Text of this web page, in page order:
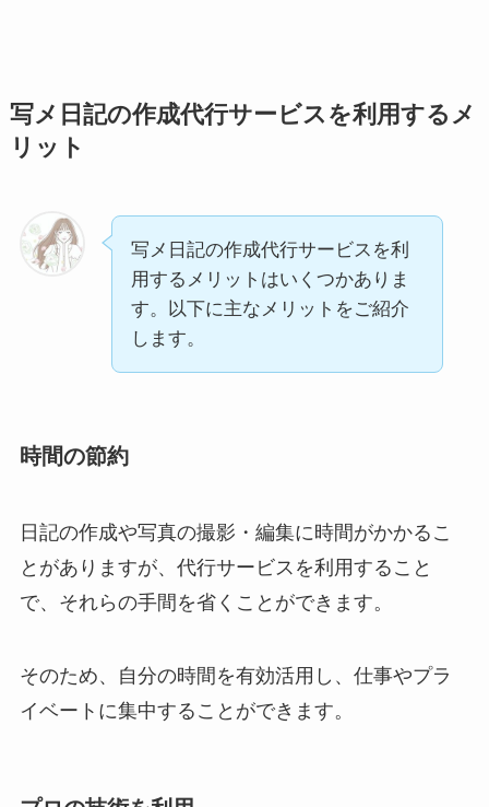
写メ日記の作成代行サービスを利用するメ
リット
写メ日記の作成代行サービスを利
用するメリットはいくつかありま
す。以下に主なメリットをご紹介
します。
時間の節約
日記の作成や写真の撮影・編集に時間がかかるこ
とがありますが、代行サービスを利用すること
で、それらの手間を省くことができます。
そのため、自分の時間を有効活用し、仕事やプラ
イベートに集中することができます。